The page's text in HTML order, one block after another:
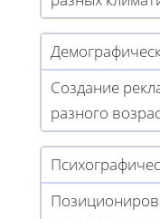
Создание
разного